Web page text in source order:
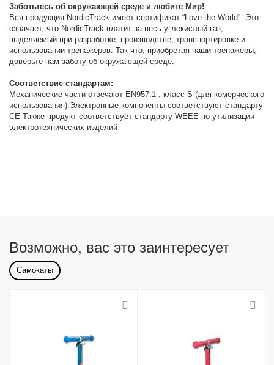
Заботьтесь об окружающей среде и любите Мир!
Вся продукция NordicTrack имеет сертификат “Love the World”. Это
означает, что NordicTrack платит за весь углекислый газ,
выделяемый при разработке, производстве, транспортировке и
использовании тренажёров. Так что, приобретая наши тренажёры,
доверьте нам заботу об окружающей среде.
Соответствие стандартам:
Механические части отвечают EN957.1 , класс S (для комерческого
использования) Электронные компоненты соответствуют стандарту
CE Также продукт соответствует стандарту WEEE по утилизации
электротехнических изделий
Возможно, вас это заинтересует
Самокаты